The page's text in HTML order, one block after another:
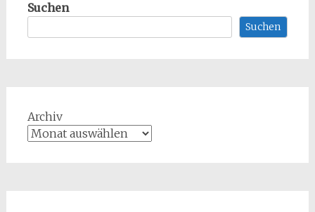
Suchen
Suchen
Archiv